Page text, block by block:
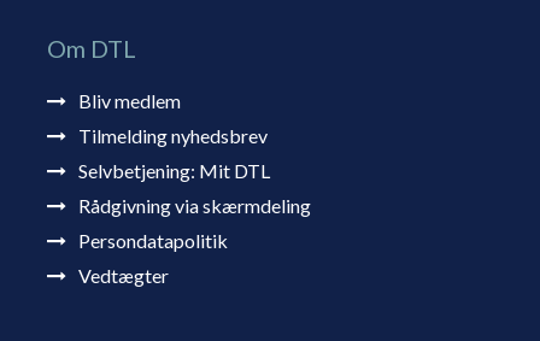
Om DTL
Bliv medlem
Tilmelding nyhedsbrev
Selvbetjening: Mit DTL
Rådgivning via skærmdeling
Persondatapolitik
Vedtægter